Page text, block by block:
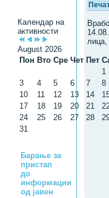
Календар на
активности
August 2026
Пон Вто Сре Чет Пет
1
3
4 5 6 7 8
10
11 12 13 14
17
18 19 20 21
24
25 26 27 28
31
Барање за
пристап
до
информации
од јавен
лица,